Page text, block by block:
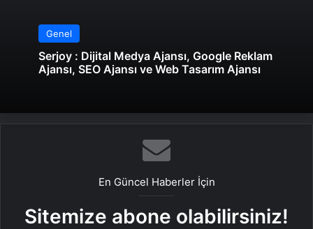
Genel
Serjoy : Dijital Medya Ajansı, Google Reklam
Ajansı, SEO Ajansı ve Web Tasarım Ajansı
En Güncel Haberler İçin
Sitemize abone olabilirsiniz!